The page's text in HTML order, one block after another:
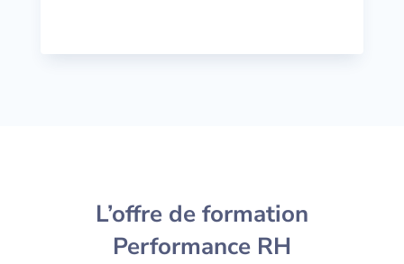
L’offre de formation
Performance RH